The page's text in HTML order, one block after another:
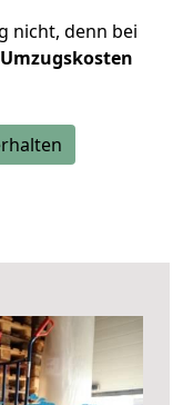
nicht, denn bei